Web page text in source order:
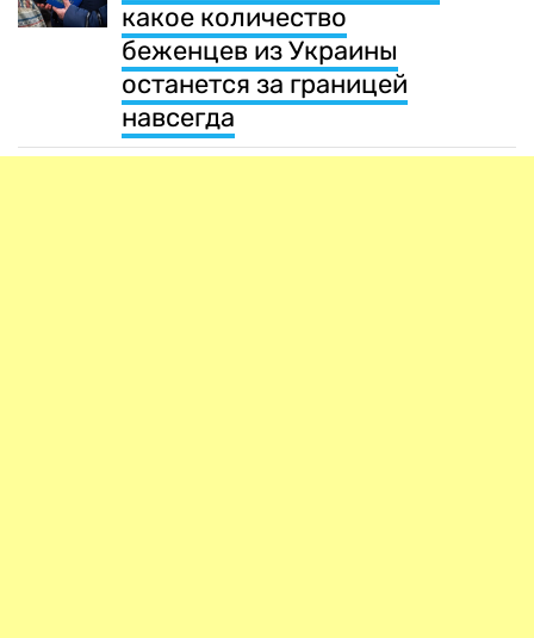
какое количество
беженцев из Украины
останется за границей
навсегда